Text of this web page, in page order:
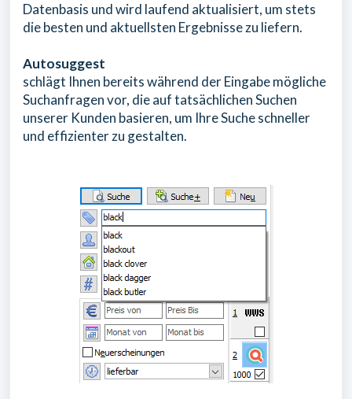
Datenbasis und wird laufend aktualisiert, um stets
die besten und aktuellsten Ergebnisse zu liefern.
Autosuggest
schlägt Ihnen bereits während der Eingabe mögliche
Suchanfragen vor, die auf tatsächlichen Suchen
unserer Kunden basieren, um Ihre Suche schneller
und effizienter zu gestalten.